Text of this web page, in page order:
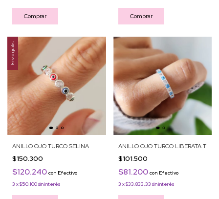
Comprar Comprar
Envío gratis
ANILLO OJO TURCO SELINA
$150.300
$120.240 con Efectivo
3 x$50.100sin interés
ANILLO OJO TURCO LIBERATA T
$101.500
$81.200 con Efectivo
3 x$33.833,33 sin interés